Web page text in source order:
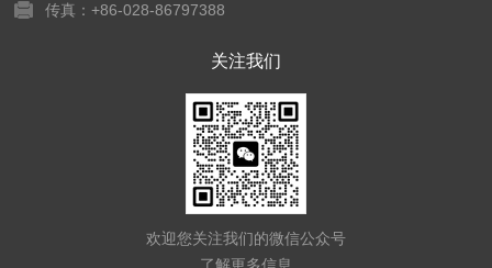
传真：+86-028-86797388
关注我们
欢迎您关注我们的微信公众号